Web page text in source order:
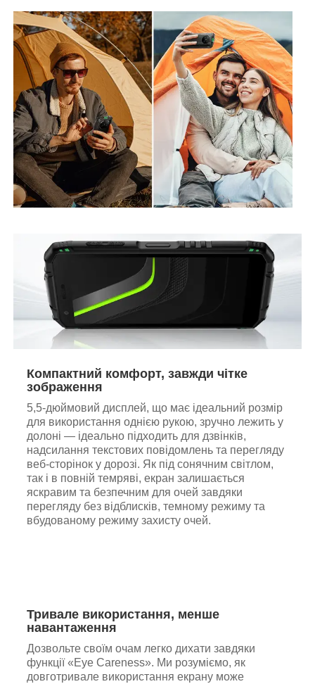
Компактний комфорт, завжди чітке
зображення
5,5-дюймовий дисплей, що має ідеальний розмір
для використання однією рукою, зручно лежить у
долоні — ідеально підходить для дзвінків,
надсилання текстових повідомлень та перегляду
веб-сторінок у дорозі. Як під сонячним світлом,
так і в повній темряві, екран залишається
яскравим та безпечним для очей завдяки
перегляду без відблисків, темному режиму та
вбудованому режиму захисту очей.
Тривале використання, менше
навантаження
Дозвольте своїм очам легко дихати завдяки
функції «Eye Careness». Ми розуміємо, як
довготривале використання екрану може